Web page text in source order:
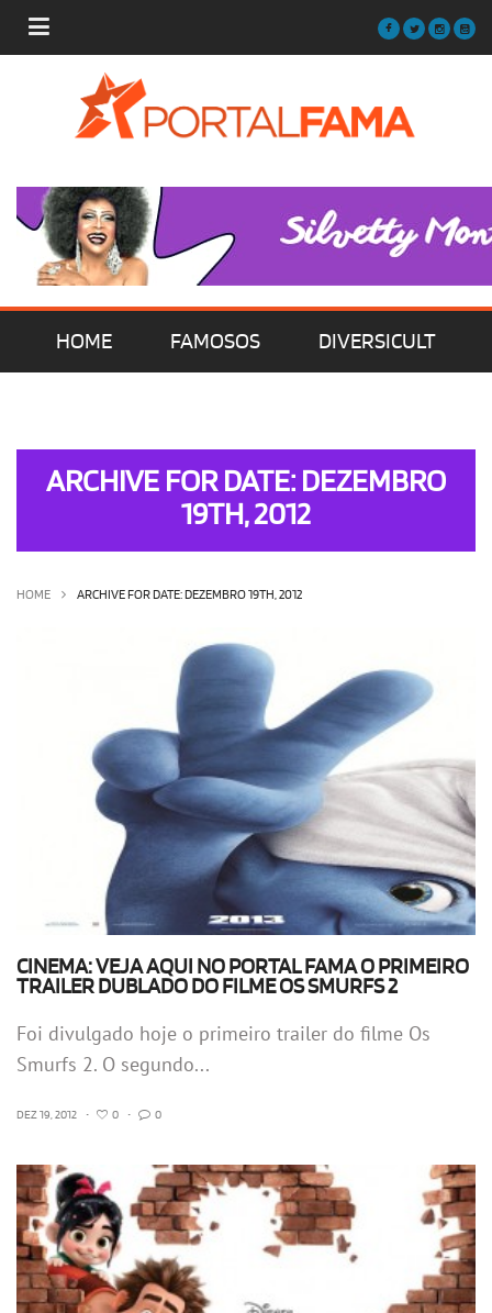
HOME FAMOSOS DIVERSICULT
OLHA ISSO! EU QUERO!
ARCHIVE FOR DATE: DEZEMBRO
19TH, 2012
HOME ARCHIVE FOR DATE: DEZEMBRO 19TH, 2012
CINEMA: VEJA AQUI NO PORTAL FAMA O PRIMEIRO
TRAILER DUBLADO DO FILME OS SMURFS 2
Foi divulgado hoje o primeiro trailer do filme Os
Smurfs 2. O segundo...
DEZ 19, 2012 • 0 • 0